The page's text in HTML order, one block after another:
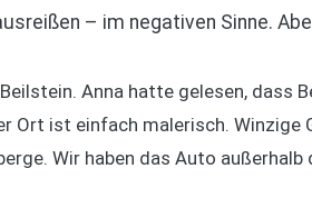
– im negativen Sinne.
Anna hatte gelesen, dass
Ort ist einfach malerisch. Winzige
Wir haben das Auto außerhalb